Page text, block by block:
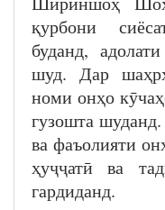
қурбони
буданд,
шуд. Дар
номи онҳо
гузошта
ва фаъолияти
ҳуҷҷатӣ ва
гардиданд.